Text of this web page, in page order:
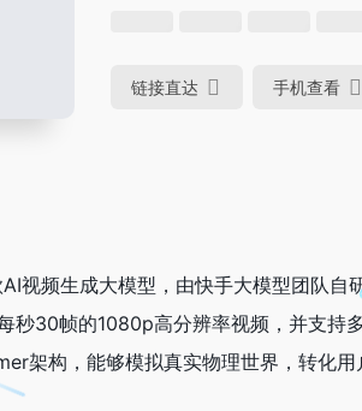
链接直达 手机查看
视频生成大模型，由快手大模型团队自
秒30帧的1080p高分辨率视频，并支持
架构，能够模拟真实物理世界，转化用